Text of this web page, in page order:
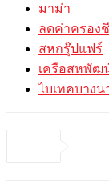
มาม่า
ลดค่าครอง
สหกรุ๊ปแฟร์
เครือสหพัฒ
ไบเทคบางน